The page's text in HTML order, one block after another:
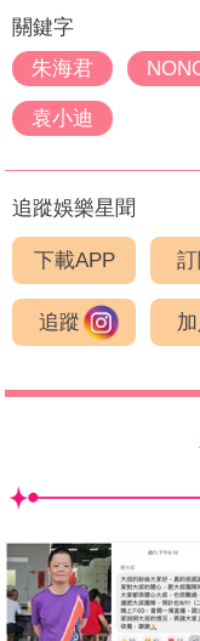
關鍵字
朱海君
袁小迪
追蹤娛樂星聞
下載APP
追蹤 加